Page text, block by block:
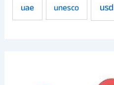
uae unesco usd